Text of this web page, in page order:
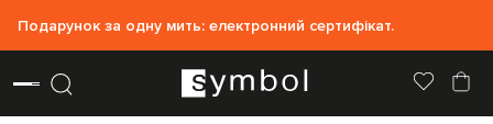
Подарунок за одну мить: електронний сертифікат.